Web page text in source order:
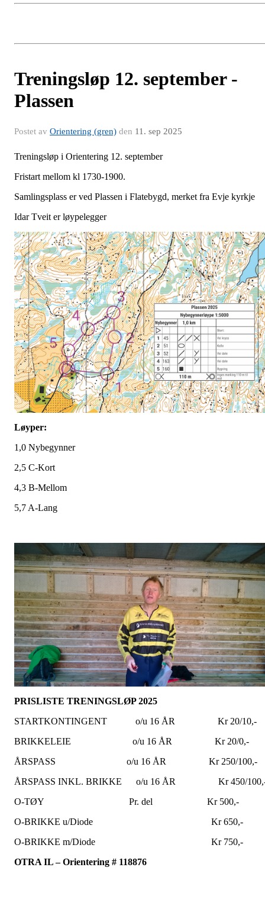
Treningsløp 12. september -
Plassen
Postet av Orientering (gren) den 11. sep 2025
Treningsløp i Orientering 12. september
Fristart mellom kl 1730-1900.
Samlingsplass er ved Plassen i Flatebygd, merket fra Evje kyrkje
Idar Tveit er løypelegger
Løyper:
1,0 Nybegynner
2,5 C-Kort
4,3 B-Mellom
5,7 A-Lang
PRISLISTE TRENINGSLØP 2025
STARTKONTINGENT o/u 16 ÅR Kr 20/10,-
BRIKKELEIE o/u 16 ÅR Kr 20/0,-
ÅRSPASS o/u 16 ÅR Kr 250/100,-
ÅRSPASS INKL. BRIKKE o/u 16 ÅR Kr 450/
O-TØY Pr. del Kr 500,-
O-BRIKKE u/Diode Kr 650,-
O-BRIKKE m/Diode Kr 750,-
OTRA IL – Orientering # 118876